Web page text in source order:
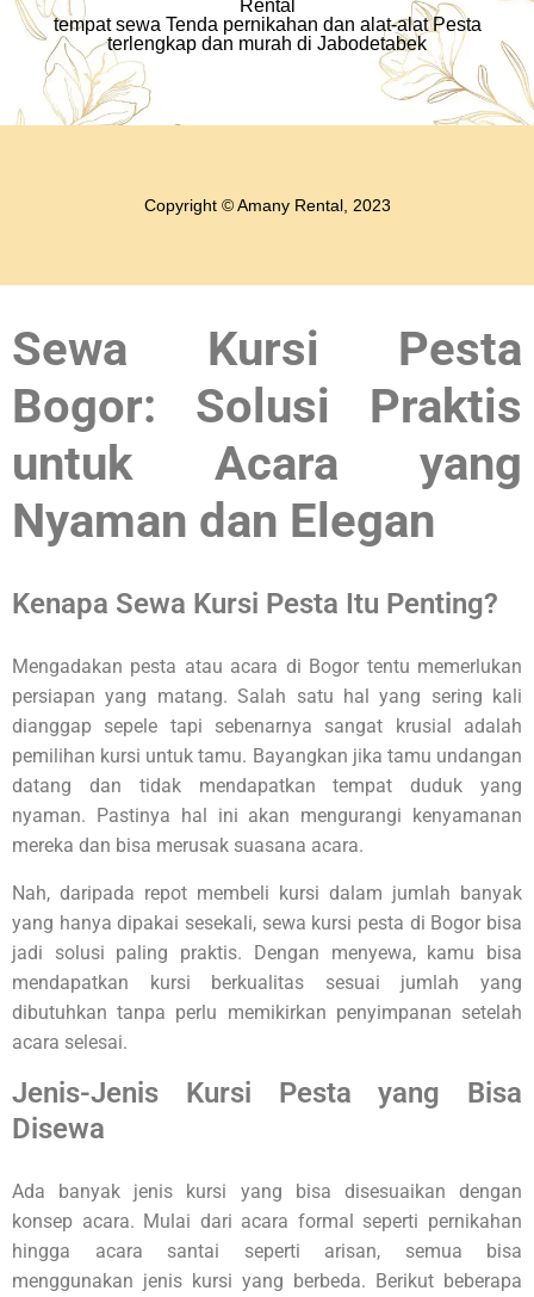
Rental
tempat sewa Tenda pernikahan dan alat-alat Pesta
terlengkap dan murah di Jabodetabek
Copyright © Amany Rental, 2023
Sewa Kursi Pesta
Bogor: Solusi Praktis
untuk Acara yang
Nyaman dan Elegan
Kenapa Sewa Kursi Pesta Itu Penting?
Mengadakan pesta atau acara di Bogor tentu memerlukan
persiapan yang matang. Salah satu hal yang sering kali
dianggap sepele tapi sebenarnya sangat krusial adalah
pemilihan kursi untuk tamu. Bayangkan jika tamu undangan
datang dan tidak mendapatkan tempat duduk yang
nyaman. Pastinya hal ini akan mengurangi kenyamanan
mereka dan bisa merusak suasana acara.
Nah, daripada repot membeli kursi dalam jumlah banyak
yang hanya dipakai sesekali, sewa kursi pesta di Bogor bisa
jadi solusi paling praktis. Dengan menyewa, kamu bisa
mendapatkan kursi berkualitas sesuai jumlah yang
dibutuhkan tanpa perlu memikirkan penyimpanan setelah
acara selesai.
Jenis-Jenis Kursi Pesta yang Bisa
Disewa
Ada banyak jenis kursi yang bisa disesuaikan dengan
konsep acara. Mulai dari acara formal seperti pernikahan
hingga acara santai seperti arisan, semua bisa
menggunakan jenis kursi yang berbeda. Berikut beberapa